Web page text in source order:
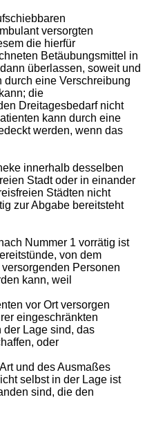
versorgten
die hierfür
Betäubungsmittel in
überlassen, soweit und
eine Verschreibung
die
Dreitagesbedarf nicht
kann durch eine
werden, wenn das
innerhalb desselben
Stadt oder in einander
Städten nicht
zur Abgabe bereitsteht
Nummer 1 vorrätig ist
von dem
Personen
kann, weil
vor Ort versorgen
eingeschränkten
der Lage sind, das
oder
und des Ausmaßes
selbst in der Lage ist
sind, die den